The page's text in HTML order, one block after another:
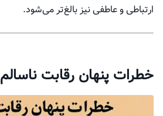
ارتباطی و عاطفی نیز بالغ‌تر می‌شود.
خطرات پنهان رقابت ناسالم